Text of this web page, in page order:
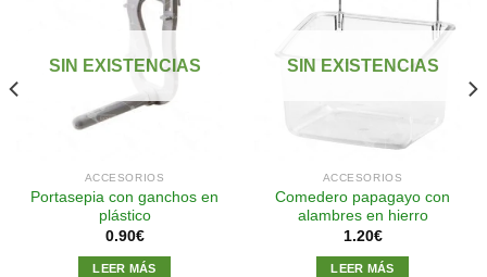
lista de
SIN EXISTENCIAS
ACCESORIOS
Portasepia con ganchos en
plástico
0.90€
LEER MÁS
lista de
SIN EXISTENCIAS
ACCESORIOS
Comedero papagayo con
alambres en hierro
1.20€
LEER MÁS